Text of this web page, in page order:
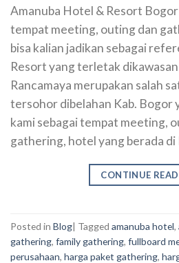
Amanuba Hotel & Resort
tempat meeting, outing dan
bisa kalian jadikan sebagai
Resort yang terletak
Rancamaya merupakan salah
tersohor dibelahan Kab. Bogor
kami sebagai tempat meeting,
gathering, hotel yang berada
CONTINUE
Posted in Blog| Tagged amanuba hotel,
gathering, family gathering, fullboard
perusahaan, harga paket gathering,